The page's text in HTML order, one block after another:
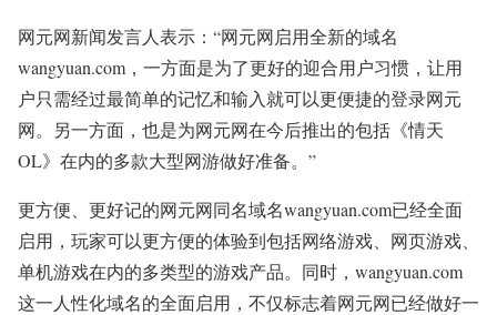
网元网新闻发言人表示：“网元网启用全新的域名
wangyuan.com，一方面是为了更好的迎合用户习惯，让用
户只需经过最简单的记忆和输入就可以更便捷的登录网元
网。另一方面，也是为网元网在今后推出的包括《情天
OL》在内的多款大型网游做好准备。”
更方便、更好记的网元网同名域名wangyuan.com已经全面
启用，玩家可以更方便的体验到包括网络游戏、网页游戏、
单机游戏在内的多类型的游戏产品。同时，wangyuan.com
这一人性化域名的全面启用，不仅标志着网元网已经做好一